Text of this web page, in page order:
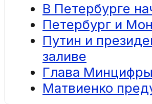
В Петербурге
Петербург и
Путин и
заливе
Глава
Матвиенко